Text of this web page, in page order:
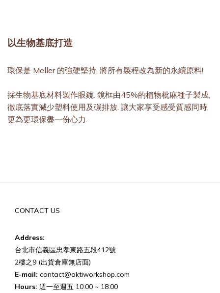
以生物基底打造
環保是 Meller 的強硬堅持, 將所有製程改為新的永續原料!
採生物基底材料製作眼鏡. 鏡框由45%的植物枇麻種子製成,
徹底落實減少塑料使用及碳排放. 讓大家享受感受質感同時,
更為更環保盡一份心力.
CONTACT US
Address:
台北市信義區忠孝東路五段412號
2樓之9 (出貨倉庫無店面)
E-mail: contact@aktiworkshop.com
Hours: 週一至週五 10:00 ~ 18:00